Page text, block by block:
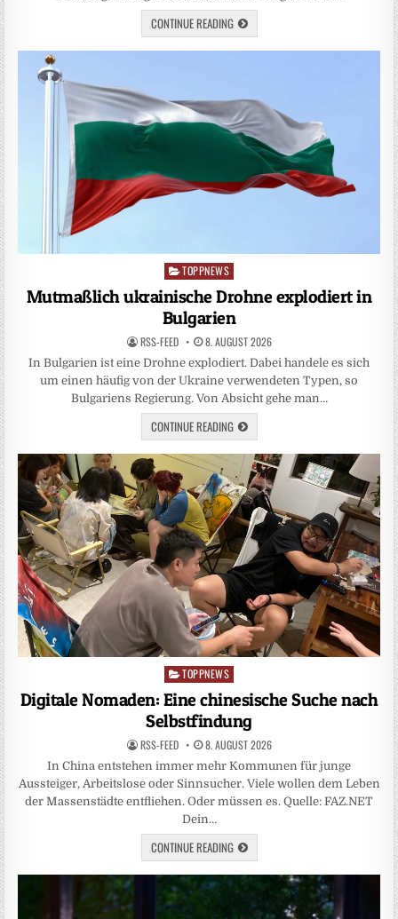
CONTINUE READING
Posted
in
TOPPNEWS
Mutmaßlich ukrainische Drohne explodiert in
Bulgarien
RSS-FEED 8. AUGUST 2026
In Bulgarien ist eine Drohne explodiert. Dabei handele es sich
um einen häufig von der Ukraine verwendeten Typen, so
Bulgariens Regierung. Von Absicht gehe man…
CONTINUE READING
Posted
in
TOPPNEWS
Digitale Nomaden: Eine chinesische Suche nach
Selbstfindung
RSS-FEED 8. AUGUST 2026
In China entstehen immer mehr Kommunen für junge
Aussteiger, Arbeitslose oder Sinnsucher. Viele wollen dem Leben
der Massenstädte entfliehen. Oder müssen es. Quelle: FAZ.NET
Dein…
CONTINUE READING